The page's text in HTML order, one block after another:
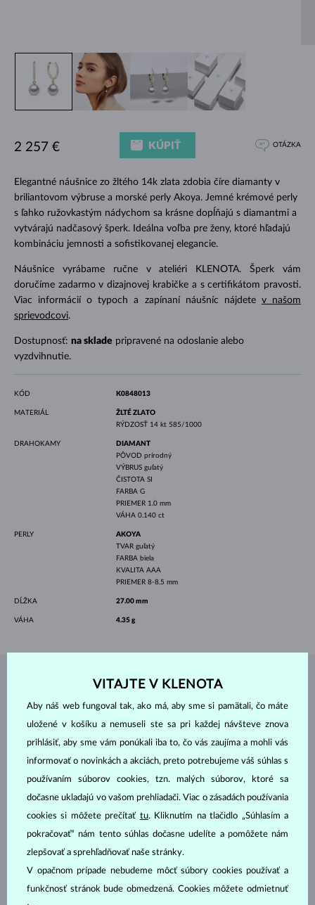
Elegantné náušnice zo žltého 14k zlata zdobia číre diamanty v
briliantovom výbruse a morské perly Akoya. Jemné krémové perly
s ľahko ružovkastým nádychom sa krásne dopĺňajú s diamantmi a
vytvárajú nadčasový šperk. Ideálna voľba pre ženy, ktoré hľadajú
kombináciu jemnosti a sofistikovanej elegancie.
Náušnice vyrábame ručne v ateliéri KLENOTA. Šperk vám
doručíme zadarmo v dizajnovej krabičke a s certifikátom pravosti.
Viac informácií o typoch a zapínaní náušníc nájdete v našom
sprievodcovi.
Dostupnosť: na sklade pripravené na odoslanie alebo
vyzdvihnutie.
2 257 € KÚPIŤ OTÁZKA
KÓD K0848013
MATERIÁL
ŽLTÉ ZLATO
RÝDZOSŤ 14 kt 585/1000
DRAHOKAMY
DIAMANT
PÔVOD prírodný
VÝBRUS guľatý
ČISTOTA SI
FARBA G
PRIEMER 1.0 mm
VÁHA 0.140 ct
PERLY
AKOYA
TVAR guľatý
FARBA biela
KVALITA AAA
PRIEMER 8-8.5 mm
DĹŽKA 27.00 mm
VÁHA 4.35 g
ŠPERKY ZATELIÉRU KLENOTA
VITAJTE V KLENOTA
Aby náš web fungoval tak, ako má, aby sme si pamätali, čo máte
uložené v košíku a nemuseli ste sa pri každej návšteve znova
prihlásiť, aby sme vám ponúkali iba to, čo vás zaujíma a mohli vás
informovať o novinkách a akciách, preto potrebujeme váš súhlas s
používaním súborov cookies, tzn. malých súborov, ktoré sa
dočasne ukladajú vo vašom prehliadači. Viac o zásadách používania
cookies si môžete prečítať tu. Kliknutím na tlačidlo „Súhlasím a
pokračovať“ nám tento súhlas dočasne udelíte a pomôžete nám
zlepšovať a sprehľadňovať naše stránky.
V opačnom prípade nebudeme môcť súbory cookies používať a
funkčnosť stránok bude obmedzená. Cookies môžete odmietnuť